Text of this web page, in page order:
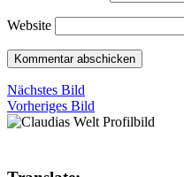
Website
Nächstes Bild
Vorheriges Bild